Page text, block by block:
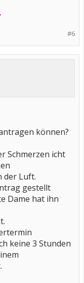
#6
können?
Schmerzen icht
der Luft.
gestellt
Dame hat ihn
keine 3 Stunden